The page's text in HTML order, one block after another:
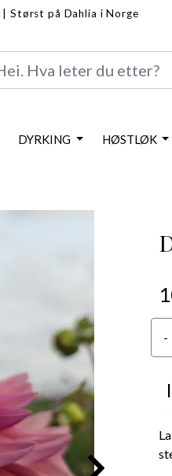
|Størst på Dahlia i Norge
DYRKING HØSTLØK